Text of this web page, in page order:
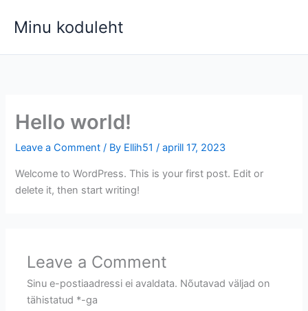
Minu koduleht
Hello world!
Leave a Comment / By Ellih51/aprill 17, 2023
Welcome to WordPress. This is your first post. Edit or
delete it, then start writing!
Leave a Comment
Sinu e-postiaadressi ei avaldata. Nõutavad väljad on
tähistatud *-ga